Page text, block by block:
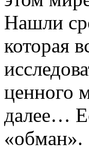
Нашли
которая
ценного
далее…
«обман».